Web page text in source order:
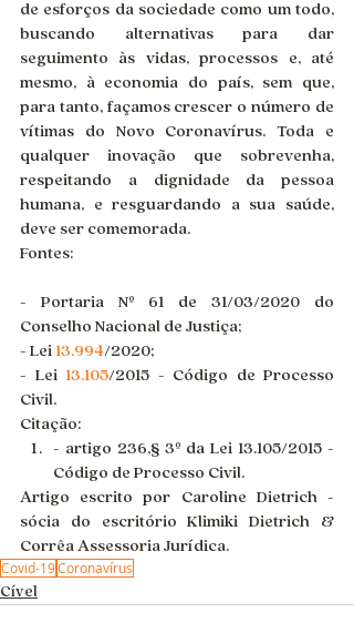
de esforços da sociedade como um todo,
buscando alternativas para dar
seguimento às vidas, processos e, até
mesmo, à economia do país, sem que,
para tanto, façamos crescer o número de
vítimas do Novo Coronavírus. Toda e
qualquer inovação que sobrevenha,
respeitando a dignidade da pessoa
humana, e resguardando a sua saúde,
deve ser comemorada.
Fontes:
- Portaria Nº 61 de 31/03/2020 do
Conselho Nacional de Justiça;
- Lei 13.994/2020;
- Lei 13.105/2015 - Código de Processo
Civil.
Citação:
- artigo 236,§ 3º da Lei 13.105/2015 -
Código de Processo Civil.
Artigo escrito por Caroline Dietrich -
sócia do escritório Klimiki Dietrich &
Corrêa Assessoria Jurídica.
Covid-19Coronavírus
Cível